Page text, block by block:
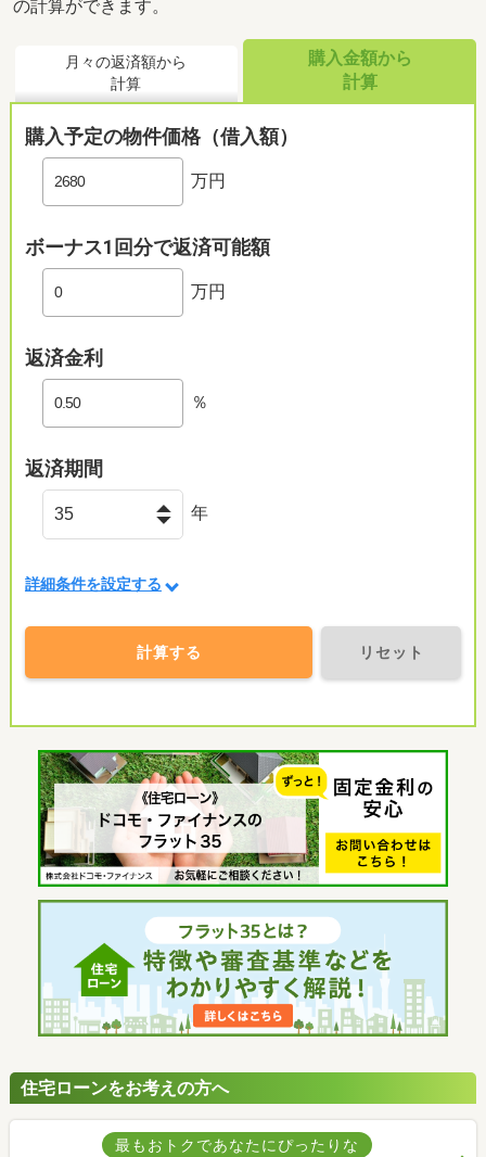
の計算ができます。
月々の返済額から
計算
購入金額から
計算
購入予定の物件価格（借入額）
万円
ボーナス1回分で返済可能額
万円
返済金利
％
返済期間
年
詳細条件を設定する
計算する リセット
住宅ローンをお考えの方へ
最もおトクであなたにぴったりな